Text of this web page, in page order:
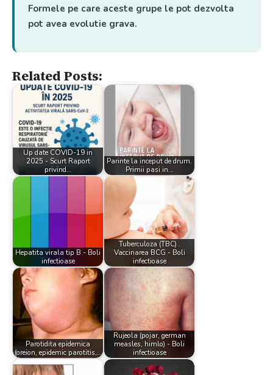
Formele pe care aceste grupe le pot dezvolta
pot avea evolutie grava.
Related Posts:
Up date COVID-19 in
2025 - Scurt Raport
privind…
Parinte la inceput de drum.
Primii pasi in…
Hepatita virala tip B - Boli
infectioase
Tuberculoza (TBC) .
Vaccinarea BCG - Boli
infectioase
Parotidita epidemica
(oreion, epidemic parotitis,…
Rujeola (pojar, german
measles, himlo) - Boli
infectioase